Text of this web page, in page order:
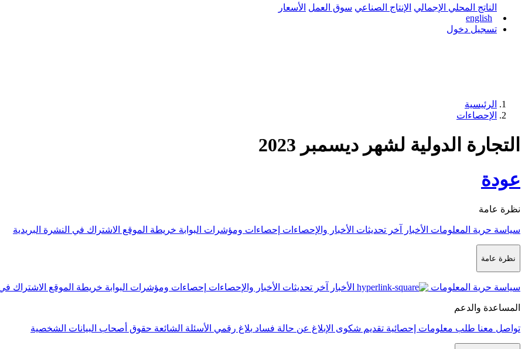
الناتج المحلي الإجمالي الإنتاج الصناعي سوق العمل الأسعار
english
تسجيل دخول
الرئيسية
الإحصاءات
التجارة الدولية لشهر ديسمبر 2023
عودة
نظرة عامة
سياسة حرية المعلومات الأخبار آخر تحديثات الأخبار والإحصاءات إحصاءات ومؤشرات البوابة خريطة الموقع الاشتراك في النشرة البريدية
نظرة عامة
سياسة حرية المعلومات الأخبار آخر تحديثات الأخبار والإحصاءات إحصاءات ومؤشرات البوابة خريطة الموقع الاشتراك
المساعدة والدعم
تواصل معنا طلب معلومات إحصائية تقديم شكوى الإبلاغ عن حالة فساد بلاغ رقمي الأسئلة الشائعة حقوق أصحاب البيانات الشخصية